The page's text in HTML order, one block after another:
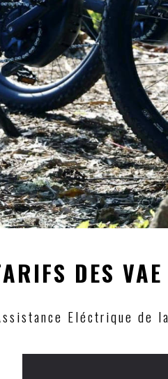
DES
Eléctrique de